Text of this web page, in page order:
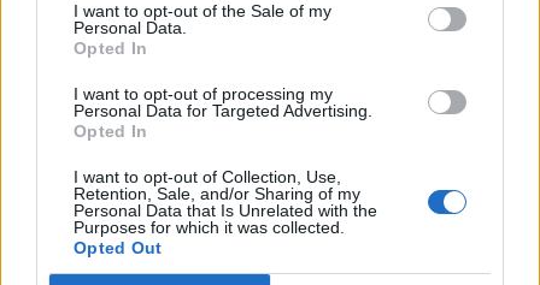
I want to opt-out of the Sale of my
Personal Data.
Opted In
I want to opt-out of processing my
Personal Data for Targeted Advertising.
Opted In
I want to opt-out of Collection, Use,
Retention, Sale, and/or Sharing of my
Personal Data that Is Unrelated with the
Purposes for which it was collected.
Opted Out
МАКЕДОНЦИТЕ ВО СРБИЈА:
ФОРМИРАН МАКЕДОНСКИОТ
НАЦИОНАЛЕН СОЈУЗ
ОТКРИТИЕ по падот на Дунав,
кренаа дронови да снимаат
ИЗГОРЕНИ АВТОМОБИЛИ,